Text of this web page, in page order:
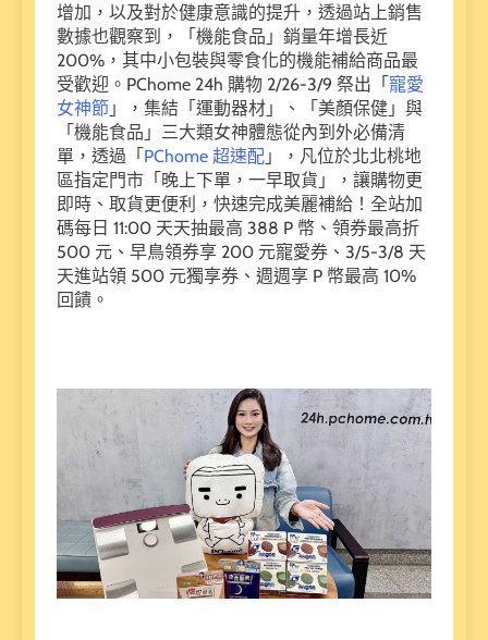
增加，以及對於健康意識的提升，透過站上銷售
數據也觀察到，「機能食品」銷量年增長近
200%，其中小包裝與零食化的機能補給商品最
受歡迎。PChome 24h 購物 2/26-3/9 祭出「 寵愛
女神節 」，集結「運動器材」、「美顏保健」與
「機能食品」三大類女神體態從內到外必備清
單，透過「 PChome 超速配 」，凡位於北北桃地
區指定門市「晚上下單，一早取貨」，讓購物更
即時、取貨更便利，快速完成美麗補給！全站加
碼每日 11:00 天天抽最高 388 P 幣、領券最高折
500 元、早鳥領券享 200 元寵愛券、3/5-3/8 天
天進站領 500 元獨享券、週週享 P 幣最高 10%
回饋。